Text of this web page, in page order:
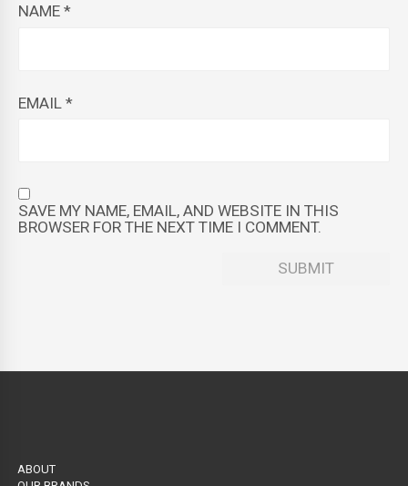
NAME *
EMAIL *
SAVE MY NAME, EMAIL, AND WEBSITE IN THIS
BROWSER FOR THE NEXT TIME I COMMENT.
ABOUT